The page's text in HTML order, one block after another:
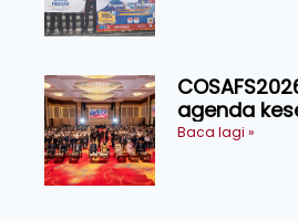
agenda
makanan,
Baca lagi »